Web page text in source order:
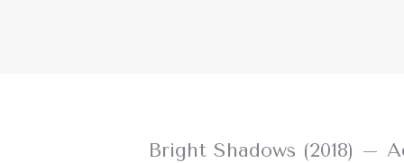
Bright Shadows (2018) –